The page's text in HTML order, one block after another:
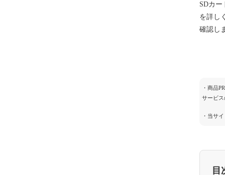
SDカ
を詳し
確認し
・商品
サービス
・当サ
目